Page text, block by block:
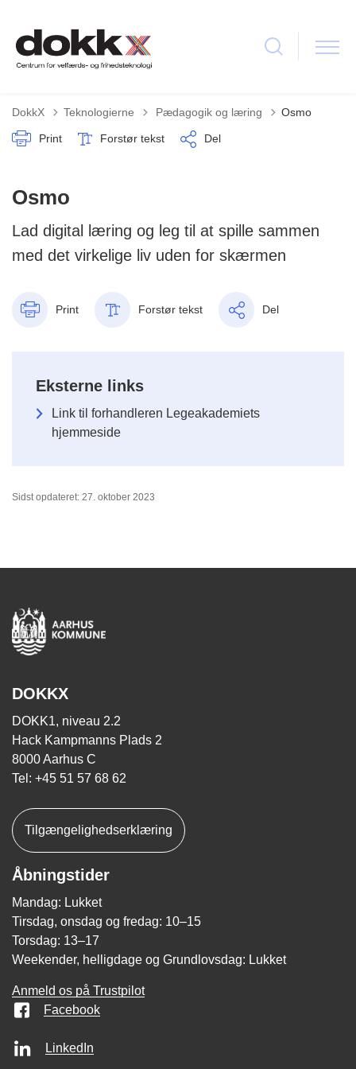
DokkX Teknologierne Tilbage til
Pædagogik og læring Osmo
Print Forstør tekst Del
Osmo
Lad digital læring og leg til at spille sammen
med det virkelige liv uden for skærmen
Print Forstør tekst Del
Eksterne links
Link til forhandleren Legeakademiets
hjemmeside
Sidst opdateret: 27. oktober 2023
DOKKX
DOKK1, niveau 2.2
Hack Kampmanns Plads 2
8000 Aarhus C
Tel: +45 51 57 68 62
Tilgængelighedserklæring
Åbningstider
Mandag: Lukket
Tirsdag, onsdag og fredag: 10–15
Torsdag: 13–17
Weekender, helligdage og Grundlovsdag: Lukket
Anmeld os på Trustpilot
Facebook
LinkedIn